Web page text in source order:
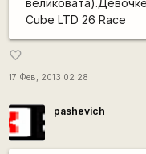
Cube LTD 26 Race
favorite_border
17 Фев, 2013 02:28
pashevich